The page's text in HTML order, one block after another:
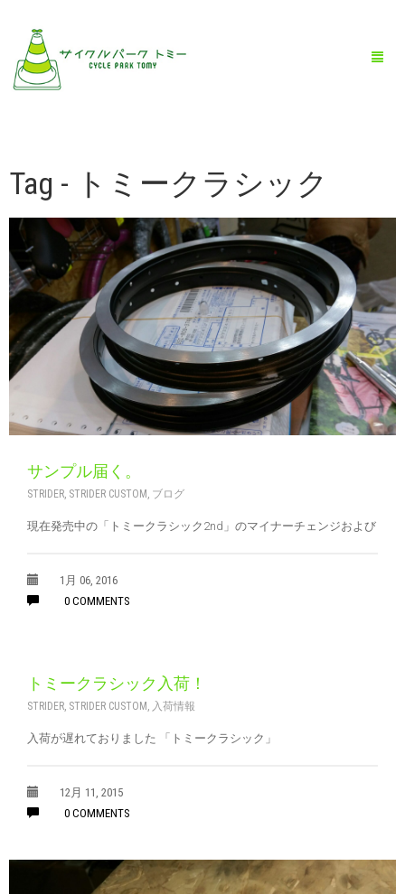
HOME
全商品一覧
BLOG
店舗情報
お問い合わせ
お買い物ガイド
0
CART
マイアカウント（初回登録はこちら）
Tag - トミークラシック
サンプル届く。
STRIDER, STRIDER CUSTOM, ブログ
現在発売中の「トミークラシック2nd」のマイナーチェンジおよび
1月 06, 2016
0 COMMENTS
トミークラシック入荷！
STRIDER, STRIDER CUSTOM, 入荷情報
入荷が遅れておりました 「トミークラシック」
12月 11, 2015
0 COMMENTS